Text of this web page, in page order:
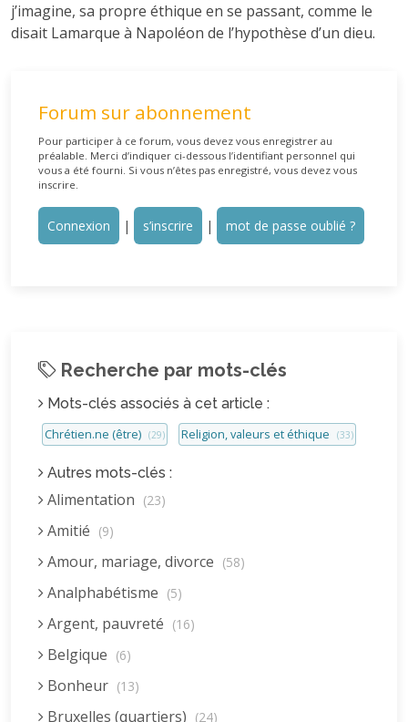
j’imagine, sa propre éthique en se passant, comme le
disait Lamarque à Napoléon de l’hypothèse d’un dieu.
Forum sur abonnement
Pour participer à ce forum, vous devez vous enregistrer au
préalable. Merci d’indiquer ci-dessous l’identifiant personnel qui
vous a été fourni. Si vous n’êtes pas enregistré, vous devez vous
inscrire.
Connexion | s’inscrire | mot de passe oublié ?
Recherche par mots-clés
Mots-clés associés à cet article :
Chrétien.ne (être) (29) Religion, valeurs et éthique (33)
Autres mots-clés :
Alimentation (23)
Amitié (9)
Amour, mariage, divorce (58)
Analphabétisme (5)
Argent, pauvreté (16)
Belgique (6)
Bonheur (13)
Bruxelles (quartiers) (24)